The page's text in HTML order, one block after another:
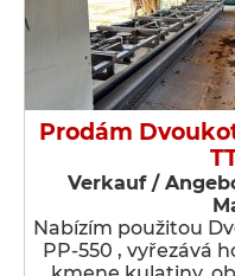
Prodám
Verkauf /
Nabízím použitou
PP-550 , vyřezává